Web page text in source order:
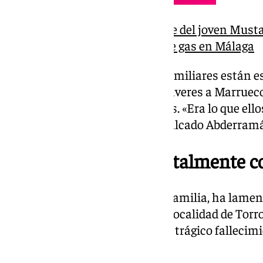
El CD Torrox llora la muerte del joven
fallecidos por inhalación de gas en Málaga
Además, ha explicado que los familiares están
trámites para repatriar los cadáveres a
estas cuatro personas fallecidas. «Era lo que
donde están sus raíces», ha recalcado
«Los vecinos están totalmente
Jamila Hayoun, portavoz de la familia, ha
marroquí como española en la localidad de
martes con el terrible suceso, el trágico